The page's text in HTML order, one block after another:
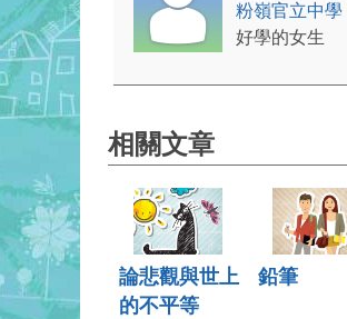
粉嶺官立中學
好學的女生
相關文章
論悲觀與世上
的不平等
鉛筆